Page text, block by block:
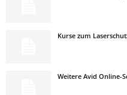
Kurse zum
Weitere Avid Online-